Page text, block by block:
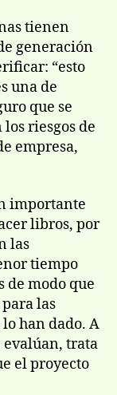
tienen
generación
“esto
una de
que se
riesgos de
empresa,
importante
libros, por
las
tiempo
de modo que
las
han dado. A
evalúan, trata
el proyecto